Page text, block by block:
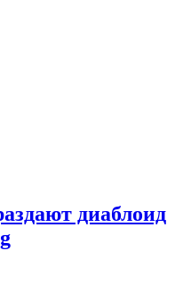
диаблоид